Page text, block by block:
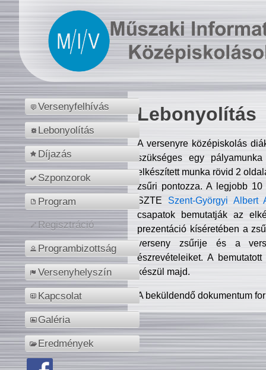
Versenyfelhívás
Lebonyolítás
Díjazás
Szponzorok
Program
Regisztráció
Programbizottság
Versenyhelyszín
Kapcsolat
Galéria
Eredmények
Lebonyolítás
A versenyre középiskolás
szükséges egy
elkészített munka rövid 2
zsűri pontozza. A legjobb
SZTE Szent-Györgyi Albert
csapatok bemutatják az
prezentáció kíséretében a
verseny zsűrije és a
észrevételeiket. A
készül majd.
A beküldendő dokumentum